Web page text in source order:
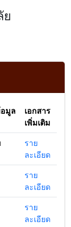
มูล
เอกสาร
เพิ่มเติม
ราย
ละเอียด
ราย
ละเอียด
ราย
ละเอียด